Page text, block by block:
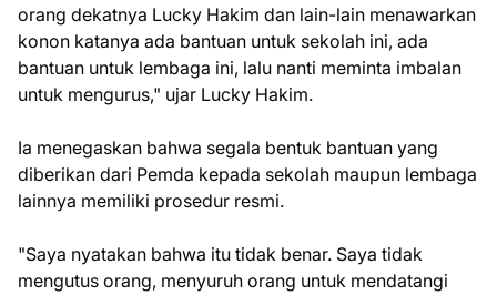
orang dekatnya Lucky Hakim dan lain-lain menawarkan
konon katanya ada bantuan untuk sekolah ini, ada
bantuan untuk lembaga ini, lalu nanti meminta imbalan
untuk mengurus," ujar Lucky Hakim.
Ia menegaskan bahwa segala bentuk bantuan yang
diberikan dari Pemda kepada sekolah maupun lembaga
lainnya memiliki prosedur resmi.
"Saya nyatakan bahwa itu tidak benar. Saya tidak
mengutus orang, menyuruh orang untuk mendatangi